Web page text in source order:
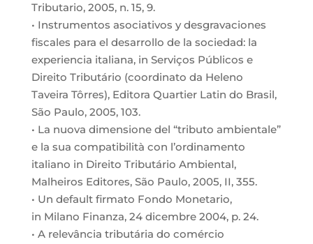
Tributario, 2005, n. 15, 9.
• Instrumentos asociativos y desgravaciones
fiscales para el desarrollo de la sociedad: la
experiencia italiana, in Serviços Públicos e
Direito Tributário (coordinato da Heleno
Taveira Tôrres), Editora Quartier Latin do Brasil,
São Paulo, 2005, 103.
• La nuova dimensione del “tributo ambientale”
e la sua compatibilità con l’ordinamento
italiano in Direito Tributário Ambiental,
Malheiros Editores, São Paulo, 2005, II, 355.
• Un default firmato Fondo Monetario,
in Milano Finanza, 24 dicembre 2004, p. 24.
• A relevância tributária do comércio